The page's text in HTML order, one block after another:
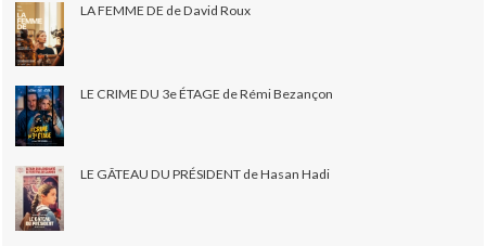
LA FEMME DE de David Roux
LE CRIME DU 3e ÉTAGE de Rémi Bezançon
LE GÂTEAU DU PRÉSIDENT de Hasan Hadi